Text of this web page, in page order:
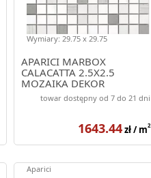
APARICI MARBOX
CALACATTA 2.5X2.5
MOZAIKA DEKOR
29.75X29.75
Wymiary: 29.75 x 29.75
towar dostępny od 7 do 21 dni
1643.44zł / m2
Aparici